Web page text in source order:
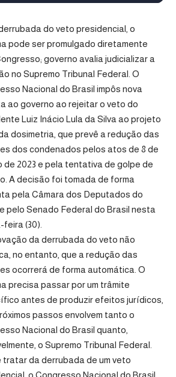
do veto presidencial, o
pode ser promulgado diretamente
governo avalia judicializar a
no Supremo Tribunal Federal. O
Nacional do Brasil impôs nova
ao governo ao rejeitar o veto do
Luiz Inácio Lula da Silva ao projeto
dosimetria, que prevê a redução das
dos condenados pelos atos de 8 de
de 2023 e pela tentativa de golpe de
A decisão foi tomada de forma
pela Câmara dos Deputados do
pelo Senado Federal do Brasil nesta
(30).
da derrubada do veto não
no entanto, que a redução das
ocorrerá de forma automática. O
precisa passar por um trâmite
antes de produzir efeitos jurídicos,
passos envolvem tanto o
Nacional do Brasil quanto,
o Supremo Tribunal Federal.
tratar da derrubada de um veto
o Congresso Nacional do Brasil